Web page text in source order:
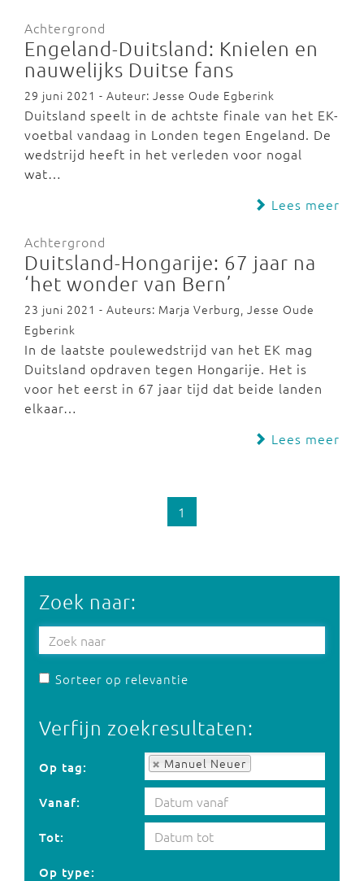
Achtergrond
Engeland-Duitsland: Knielen en
nauwelijks Duitse fans
29 juni 2021 - Auteur: Jesse Oude Egberink
Duitsland speelt in de achtste finale van het EK-
voetbal vandaag in Londen tegen Engeland. De
wedstrijd heeft in het verleden voor nogal
wat…
Lees meer
Achtergrond
Duitsland-Hongarije: 67 jaar na
‘het wonder van Bern’
23 juni 2021 - Auteurs: Marja Verburg, Jesse Oude
Egberink
In de laatste poulewedstrijd van het EK mag
Duitsland opdraven tegen Hongarije. Het is
voor het eerst in 67 jaar tijd dat beide landen
elkaar…
Lees meer
1
Zoek naar:
Sorteer op relevantie
Verfijn zoekresultaten:
Op tag: Manuel Neuer
Op tag:
Vanaf:
Tot:
Op type: